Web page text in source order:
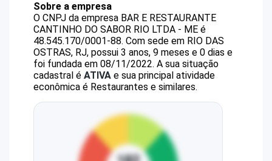
Sobre a empresa
O CNPJ da empresa BAR E RESTAURANTE
CANTINHO DO SABOR RIO LTDA - ME é
48.545.170/0001-88. Com sede em RIO DAS
OSTRAS, RJ, possui 3 anos, 9 meses e 0 dias e
foi fundada em 08/11/2022. A sua situação
cadastral é ATIVA e sua principal atividade
econômica é Restaurantes e similares.